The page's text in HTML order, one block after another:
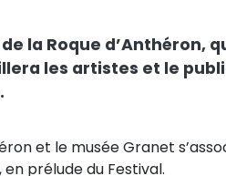
la Roque d’Anthéron,
les artistes et le
et le musée Granet
prélude du Festival.